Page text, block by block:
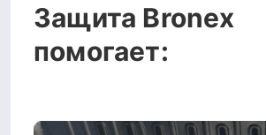
Защита Bronex
помогает: